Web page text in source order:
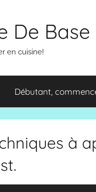
De Base
en cuisine!
Débutant,
à